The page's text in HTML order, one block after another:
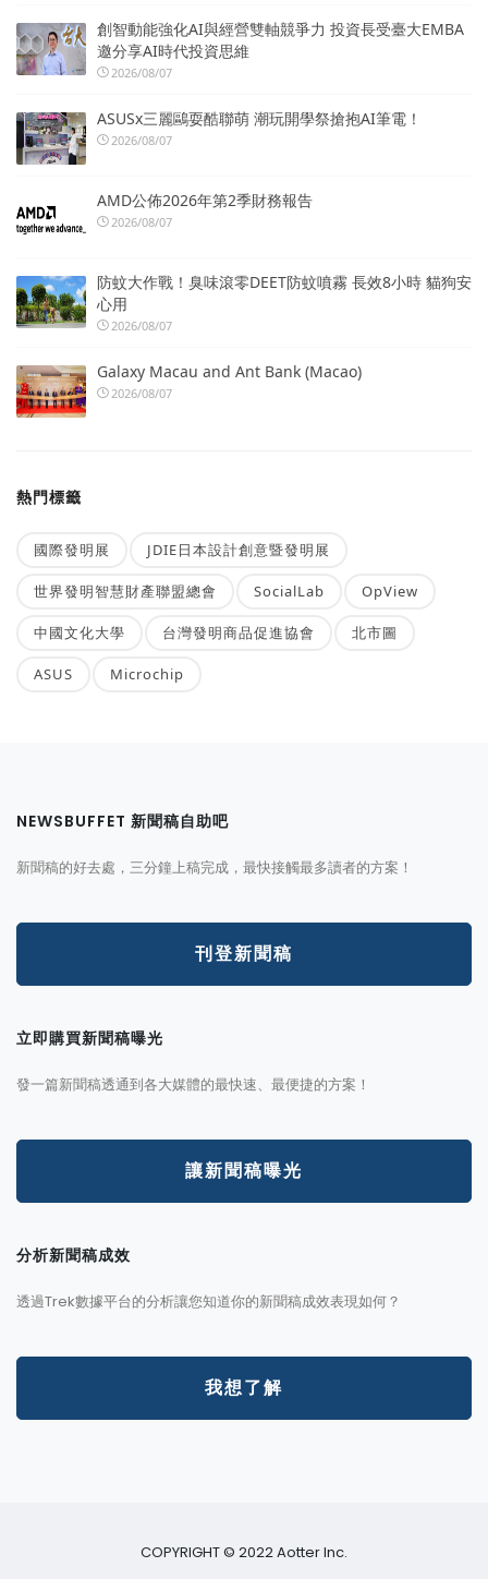
創智動能強化AI與經營雙軸競爭力 投資長受臺大EMBA
邀分享AI時代投資思維
2026/08/07
ASUSx三麗鷗耍酷聯萌 潮玩開學祭搶抱AI筆電！
2026/08/07
AMD公佈2026年第2季財務報告
2026/08/07
防蚊大作戰！臭味滾零DEET防蚊噴霧 長效8小時 貓狗安
心用
2026/08/07
Galaxy Macau and Ant Bank (Macao)
2026/08/07
熱門標籤
國際發明展 JDIE日本設計創意暨發明展
世界發明智慧財產聯盟總會 SocialLab OpView
中國文化大學 台灣發明商品促進協會 北市圖
ASUS Microchip
NEWSBUFFET 新聞稿自助吧
新聞稿的好去處，三分鐘上稿完成，最快接觸最多讀者的方案！
刊登新聞稿
立即購買新聞稿曝光
發一篇新聞稿透通到各大媒體的最快速、最便捷的方案！
讓新聞稿曝光
分析新聞稿成效
透過Trek數據平台的分析讓您知道你的新聞稿成效表現如何？
我想了解
COPYRIGHT © 2022 Aotter Inc.